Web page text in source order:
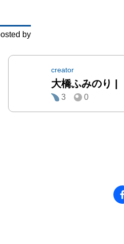
by
creator
大橋ふみのり |
3
0